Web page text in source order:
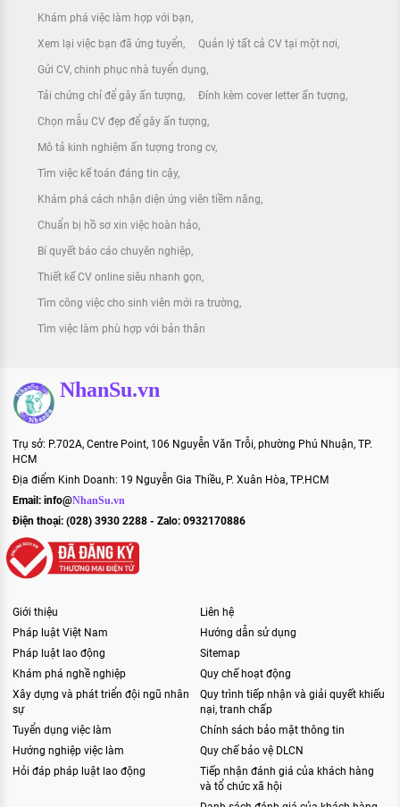
Khám phá việc làm hợp với bạn
Xem lại việc bạn đã ứng tuyển Quản lý tất cả CV tại một nơi
Gửi CV, chinh phục nhà tuyển dụng
Tải chứng chỉ để gây ấn tượng Đính kèm cover letter ấn tượng
Chọn mẫu CV đẹp để gây ấn tượng
Mô tả kinh nghiệm ấn tượng trong cv
Tìm việc kế toán đáng tin cậy
Khám phá cách nhận diện ứng viên tiềm năng
Chuẩn bị hồ sơ xin việc hoàn hảo
Bí quyết báo cáo chuyên nghiệp
Thiết kế CV online siêu nhanh gọn
Tìm công việc cho sinh viên mới ra trường
Tìm việc làm phù hợp với bản thân
NhanSu.vn
Trụ sở: P.702A, Centre Point, 106 Nguyễn Văn Trỗi, phường Phú Nhuận, TP.
HCM
Địa điểm Kinh Doanh: 19 Nguyễn Gia Thiều, P. Xuân Hòa, TP.HCM
Email: info@NhanSu.vn
Điện thoại: (028) 3930 2288 - Zalo: 0932170886
Giới thiệu
Pháp luật Việt Nam
Pháp luật lao động
Khám phá nghề nghiệp
Xây dựng và phát triển đội ngũ nhân
sự
Tuyển dụng việc làm
Hướng nghiệp việc làm
Hỏi đáp pháp luật lao động
Liên hệ
Hướng dẫn sử dụng
Sitemap
Quy chế hoạt động
Quy trình tiếp nhận và giải quyết khiếu
nại, tranh chấp
Chính sách bảo mật thông tin
Quy chế bảo vệ DLCN
Tiếp nhận đánh giá của khách hàng
và tổ chức xã hội